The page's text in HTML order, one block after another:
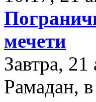
мечети
Завтра,
Рамадан,